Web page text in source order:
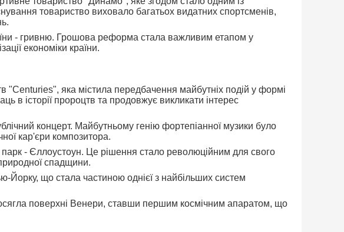
товариство виховало багатьох видатних спортсменів,
- гривню. Грошова реформа стала важливим етапом у
економіки країни.
"Centuries", яка містила передбачення майбутніх подій у формі
в історії пророцтв та продовжує викликати інтерес
концерт. Майбутньому генію фортепіанної музики було
кар'єри композитора.
- Єллоустоун. Це рішення стало революційним для свого
спадщини.
Йорку, що стала частиною однієї з найбільших систем
поверхні Венери, ставши першим космічним апаратом, що